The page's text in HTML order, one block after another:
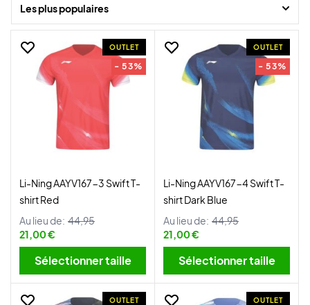
Les plus populaires
OUTLET
- 53%
Li-Ning AAYV167-3 Swift T-
shirt Red
Au lieu de: 44,95
21,00 €
Sélectionner taille
OUTLET
- 53%
Li-Ning AAYV167-4 Swift T-
shirt Dark Blue
Au lieu de: 44,95
21,00 €
Sélectionner taille
OUTLET OUTLET